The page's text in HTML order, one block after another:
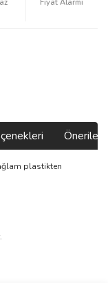
Fiyat Alarmı
plastikten